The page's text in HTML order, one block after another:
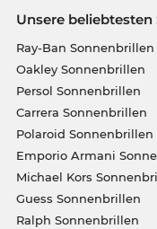
Unsere
Ray-Ban Sonnenbrillen
Oakley Sonnenbrillen
Persol Sonnenbrillen
Carrera Sonnenbrillen
Polaroid Sonnenbrillen
Emporio Armani
Michael Kors
Guess Sonnenbrillen
Ralph Sonnenbrillen